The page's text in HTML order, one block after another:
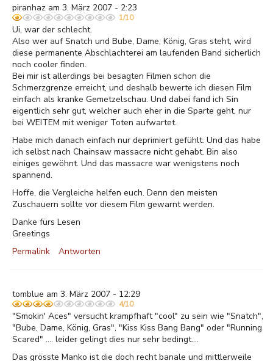
piranhaz am 3. März 2007 - 2:23
1/10
Ui, war der schlecht.
Also wer auf Snatch und Bube, Dame, König, Gras steht, wird
diese permanente Abschlachterei am laufenden Band sicherlich
noch cooler finden.
Bei mir ist allerdings bei besagten Filmen schon die
Schmerzgrenze erreicht, und deshalb bewerte ich diesen Film
einfach als kranke Gemetzelschau. Und dabei fand ich Sin
eigentlich sehr gut, welcher auch eher in die Sparte geht, nur
bei WEITEM mit weniger Toten aufwartet.
Habe mich danach einfach nur deprimiert gefühlt. Und das habe
ich selbst nach Chainsaw massacre nicht gehabt. Bin also
einiges gewöhnt. Und das massacre war wenigstens noch
spannend.
Hoffe, die Vergleiche helfen euch. Denn den meisten
Zuschauern sollte vor diesem Film gewarnt werden.
Danke fürs Lesen
Greetings
Permalink
Antworten
tomblue am 3. März 2007 - 12:29
4/10
"Smokin' Aces" versucht krampfhaft "cool" zu sein wie "Snatch",
"Bube, Dame, König, Gras", "Kiss Kiss Bang Bang" oder "Running
Scared" .... leider gelingt dies nur sehr bedingt....
Das grösste Manko ist die doch recht banale und mittlerweile